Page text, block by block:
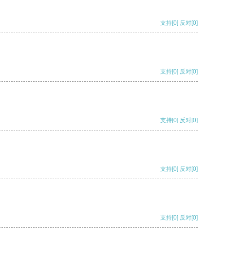
支持[0] 反对[0]
支持[0] 反对[0]
支持[0] 反对[0]
支持[0] 反对[0]
支持[0] 反对[0]